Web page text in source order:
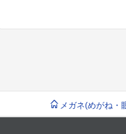
メガネ(めがね・